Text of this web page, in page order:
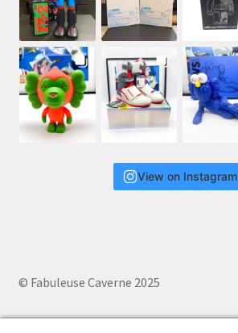
View on Instagram
© Fabuleuse Caverne 2025